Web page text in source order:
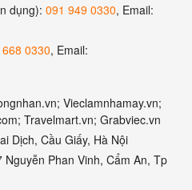
dụng): 091 949 0330, Email:
0330, Email:
Vieclamnhamay.vn;
Travelmart.vn; Grabviec.vn
Dịch, Cầu Giấy, Hà Nội
Nguyễn Phan Vinh, Cẩm An, Tp